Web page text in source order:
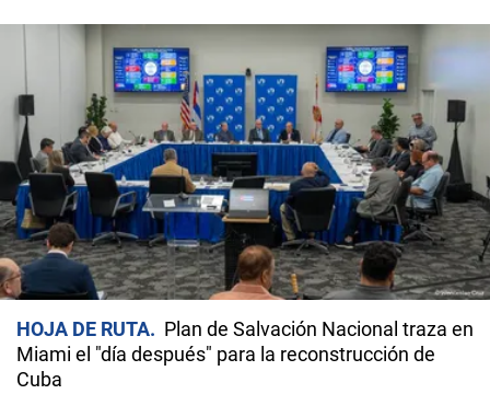
HOJA DE RUTA
Plan de Salvación Nacional traza en
Miami el "día después" para la reconstrucción de
Cuba